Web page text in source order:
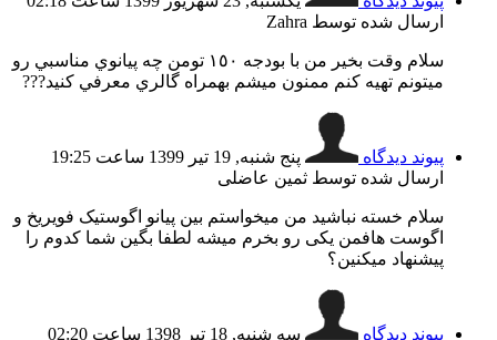
ارسال شده توسط Zahra
سلام وقت بخير من با بودجه ١٥٠ تومن چه پيانوي مناسبي رو
ميتونم تهيه كنم ممنون ميشم بهمراه گالري معرفي كنيد???
پیوند دیدگاه
پنج شنبه, 19 تیر 1399 ساعت 19:25
ارسال شده توسط ثمین عاضلی
سلام خسته نباشید من میخواستم بین پیانو اگوستیک فویریخ و
اگوست هافمن یکی رو بخرم میشه لطفا بگین شما کدوم را
پیشنهاد میکنین؟
پیوند دیدگاه
سه شنبه, 18 تیر 1398 ساعت 02:20